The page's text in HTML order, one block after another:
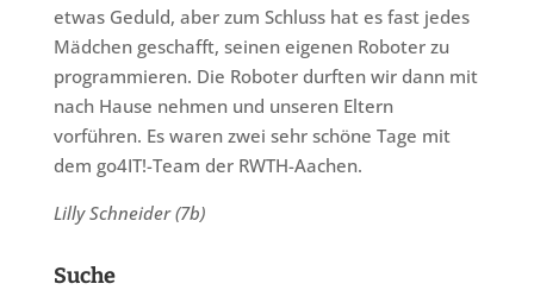
etwas Geduld, aber zum Schluss hat es fast jedes
Mädchen geschafft, seinen eigenen Roboter zu
programmieren. Die Roboter durften wir dann mit
nach Hause nehmen und unseren Eltern
vorführen. Es waren zwei sehr schöne Tage mit
dem go4IT!-Team der RWTH-Aachen.
Lilly Schneider (7b)
Suche